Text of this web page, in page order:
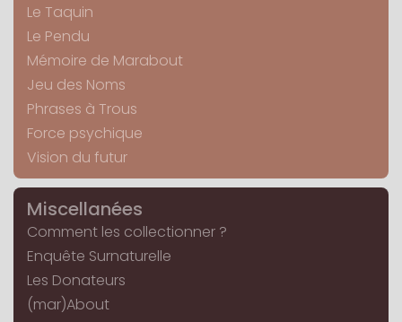
Le Taquin
Le Pendu
Mémoire de Marabout
Jeu des Noms
Phrases à Trous
Force psychique
Vision du futur
Miscellanées
Comment les collectionner ?
Enquête Surnaturelle
Les Donateurs
(mar)About